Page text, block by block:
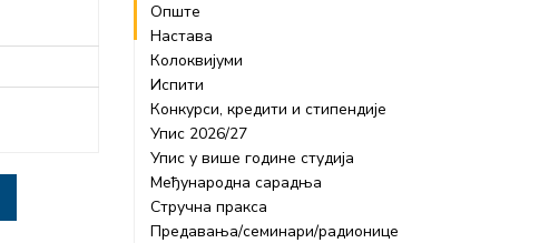
Опште
Настава
Колоквијуми
Испити
Конкурси, кредити и стипендије
Упис 2026/27
Упис у више године студија
Међународна сарадња
Стручна пракса
Предавања/семинари/радионице